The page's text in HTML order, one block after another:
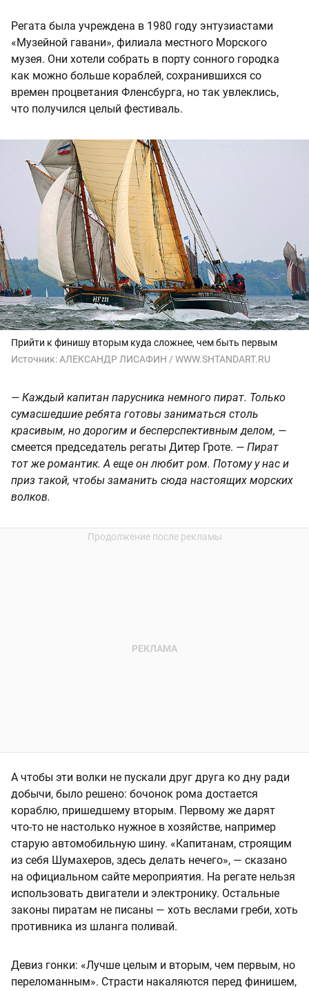
Регата была учреждена в 1980 году энтузиастами
«Музейной гавани», филиала местного Морского
музея. Они хотели собрать в порту сонного городка
как можно больше кораблей, сохранившихся со
времен процветания Фленсбурга, но так увлеклись,
что получился целый фестиваль.
Прийти к финишу вторым куда сложнее, чем быть первым
Источник:АЛЕКСАНДР ЛИСАФИН / WWW.SHTANDART.RU
— Каждый капитан парусника немного пират. Только
сумасшедшие ребята готовы заниматься столь
красивым, но дорогим и бесперспективным делом, —
смеется председатель регаты Дитер Гроте. — Пират
тот же романтик. А еще он любит ром. Потому у нас и
приз такой, чтобы заманить сюда настоящих морских
волков.
А чтобы эти волки не пускали друг друга ко дну ради
добычи, было решено: бочонок рома достается
кораблю, пришедшему вторым. Первому же дарят
что-то не настолько нужное в хозяйстве, например
старую автомобильную шину. «Капитанам, строящим
из себя Шумахеров, здесь делать нечего», — сказано
на официальном сайте мероприятия. На регате нельзя
использовать двигатели и электронику. Остальные
законы пиратам не писаны — хоть веслами греби, хоть
противника из шланга поливай.
Девиз гонки: «Лучше целым и вторым, чем первым, но
переломанным». Страсти накаляются перед финишем,